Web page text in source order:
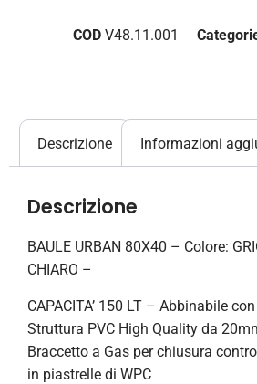
COD V48.11.001
Descrizione Informazioni
Descrizione
BAULE URBAN 80X40 – Colore:
CHIARO –
CAPACITA’ 150 LT – Abbinabile
Struttura PVC High Quality da
Braccetto a Gas per chiusura
in piastrelle di WPC